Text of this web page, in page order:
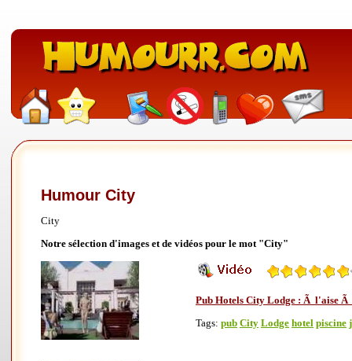
Humour City
City
Notre sélection d'images et de vidéos pour le mot "City"
Pub Hotels City Lodge : Ã l'aise Ã
Tags: pub City Lodge hotel piscine